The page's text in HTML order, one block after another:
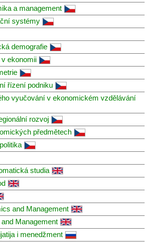
a management
systémy
demografie
ekonomii
řízení podniku
vyučování v ekonomickém vzdělávání
rozvoj
předmětech
studia
and Management
Management
i menedžment